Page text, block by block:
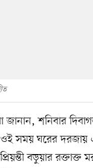
জানান, শনিবার
সময় ঘরের দরজায়
বড়ুয়ার